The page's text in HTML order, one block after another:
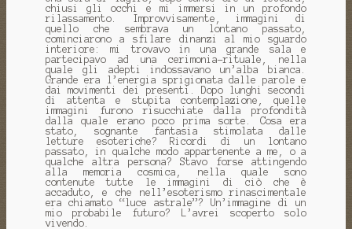
chiusi gli occhi e mi immersi in un profondo
rilassamento. Improvvisamente, immagini di
quello che sembrava un lontano passato,
cominciarono a sfilare dinanzi al mio sguardo
interiore: mi trovavo in una grande sala e
partecipavo ad una cerimonia-rituale, nella
quale gli adepti indossavano un’alba bianca.
Grande era l’energia sprigionata dalle parole e
dai movimenti dei presenti. Dopo lunghi secondi
di attenta e stupita contemplazione, quelle
immagini furono risucchiate dalla profondità
dalla quale erano poco prima sorte. Cosa era
stato, sognante fantasia stimolata dalle
letture esoteriche? Ricordi di un lontano
passato, in qualche modo appartenente a me, o a
qualche altra persona? Stavo forse attingendo
alla memoria cosmica, nella quale sono
contenute tutte le immagini di ciò che è
accaduto, e che nell’esoterismo rinascimentale
era chiamato “luce astrale”? Un’immagine di un
mio probabile futuro? L’avrei scoperto solo
vivendo.